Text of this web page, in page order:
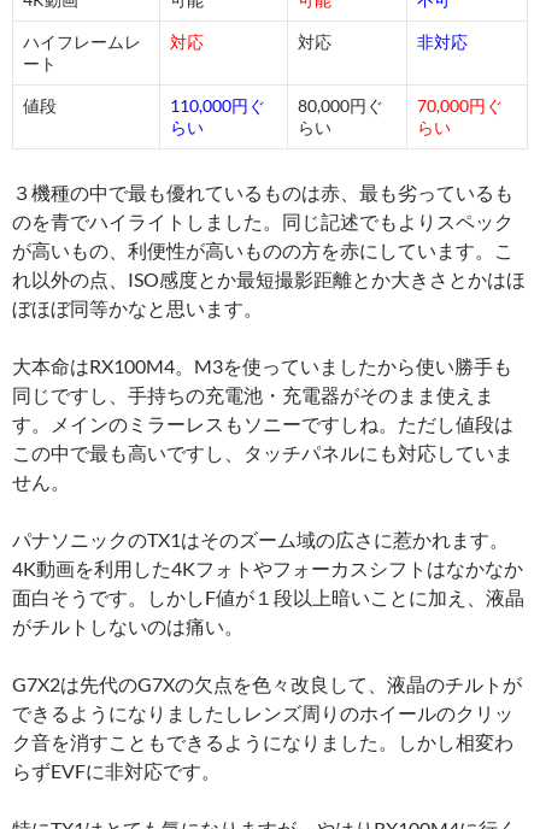
ハイフレームレ
ート
対応 対応 非対応
値段
110,000円ぐ
らい
80,000円ぐ
らい
70,000円ぐ
らい
３機種の中で最も優れているものは赤、最も劣っているも
のを青でハイライトしました。同じ記述でもよりスペック
が高いもの、利便性が高いものの方を赤にしています。こ
れ以外の点、ISO感度とか最短撮影距離とか大きさとかはほ
ぼほぼ同等かなと思います。
大本命はRX100M4。M3を使っていましたから使い勝手も
同じですし、手持ちの充電池・充電器がそのまま使えま
す。メインのミラーレスもソニーですしね。ただし値段は
この中で最も高いですし、タッチパネルにも対応していま
せん。
パナソニックのTX1はそのズーム域の広さに惹かれます。
4K動画を利用した4Kフォトやフォーカスシフトはなかなか
面白そうです。しかしF値が１段以上暗いことに加え、液晶
がチルトしないのは痛い。
G7X2は先代のG7Xの欠点を色々改良して、液晶のチルトが
できるようになりましたしレンズ周りのホイールのクリッ
ク音を消すこともできるようになりました。しかし相変わ
らずEVFに非対応です。